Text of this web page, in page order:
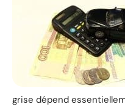
grise dépend